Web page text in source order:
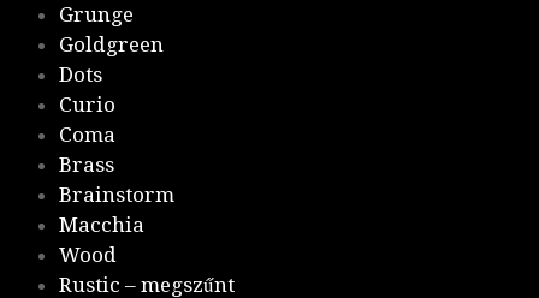
Grunge
Goldgreen
Dots
Curio
Coma
Brass
Brainstorm
Macchia
Wood
Rustic – megszűnt